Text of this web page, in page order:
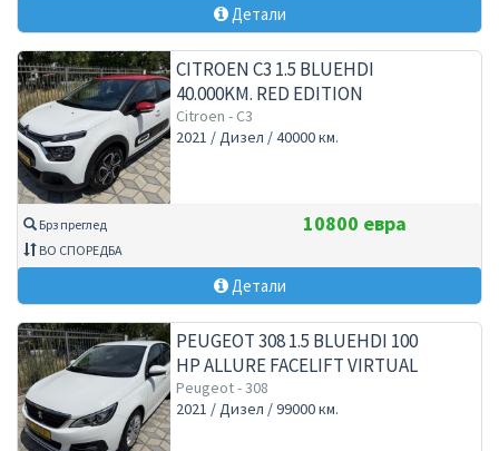
Детали
CITROEN C3 1.5 BLUEHDI
40.000KM. RED EDITION
FACELIFT SHINE
Citroen - C3
2021 / Дизел / 40000 км.
Брз преглед
ВО СПОРЕДБА
10800 евра
Детали
PEUGEOT 308 1.5 BLUEHDI 100
HP ALLURE FACELIFT VIRTUAL
Peugeot - 308
2021 / Дизел / 99000 км.